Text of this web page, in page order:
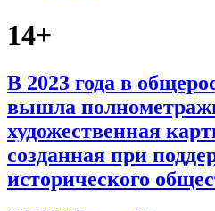
14+
В 2023 года в
вышла
художественная
созданная при
исторического